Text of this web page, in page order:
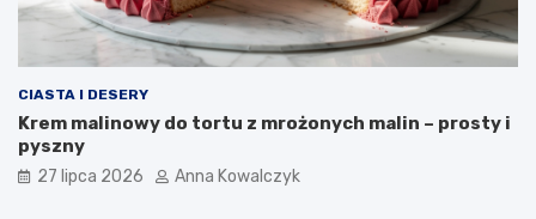
CIASTA I DESERY
Krem malinowy do tortu z mrożonych malin – prosty i
pyszny
27 lipca 2026 Anna Kowalczyk